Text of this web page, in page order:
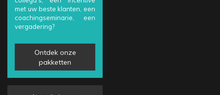
met uw beste klanten, een
coachingseminarie, een
vergadering?
Ontdek onze
pakketten